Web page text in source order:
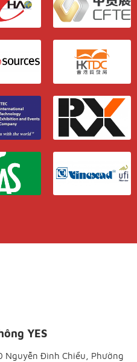
YES
Nguyễn Đình Chiểu, Phường